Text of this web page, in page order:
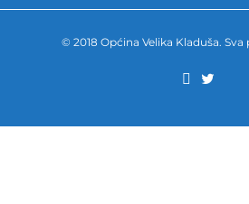
© 2018 Općina Velika Kladuša. Sva